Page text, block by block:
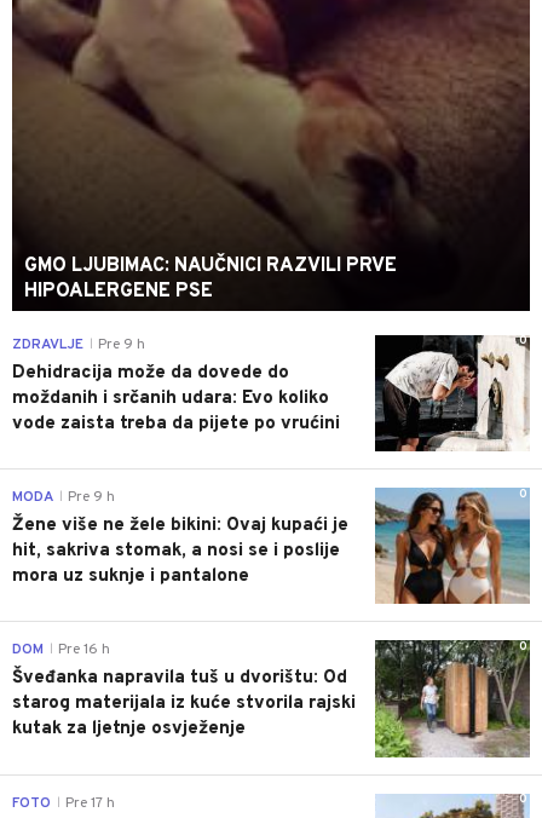
GMO LJUBIMAC: NAUČNICI RAZVILI PRVE
HIPOALERGENE PSE
0
ZDRAVLJE Pre 9 h
Dehidracija može da dovede do
moždanih i srčanih udara: Evo koliko
vode zaista treba da pijete po vrućini
0
MODA Pre 9 h
Žene više ne žele bikini: Ovaj kupaći je
hit, sakriva stomak, a nosi se i poslije
mora uz suknje i pantalone
0
DOM Pre 16 h
Šveđanka napravila tuš u dvorištu: Od
starog materijala iz kuće stvorila rajski
kutak za ljetnje osvježenje
0
FOTO Pre 17 h